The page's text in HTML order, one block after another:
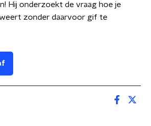
Hij onderzoekt de vraag hoe je
zonder daarvoor gif te